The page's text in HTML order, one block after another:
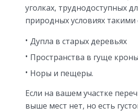
уголках, труднодоступных
природных условиях такими
Дупла в старых деревьях
Пространства в гуще кроны
Норы и пещеры.
Если на вашем участке
выше мест нет, но есть